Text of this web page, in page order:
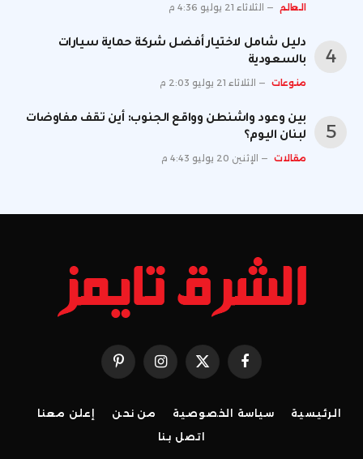
العالم الثلاثاء 21 يوليو 4:36 م
دليل شامل لاختيار أفضل شركة حماية سيارات
بالسعودية
منوعات الثلاثاء 21 يوليو 2:03 م
بين وعود واشنطن وواقع الجنوب: أين تقف مفاوضات
لبنان اليوم؟
مقالات الإثنين 20 يوليو 4:43 م
فيسبوك X
(Twitter)
الانستغرامبينتيريست
الرئيسية سياسة الخصوصية من نحن
إعلن معنا
اتصل بنا